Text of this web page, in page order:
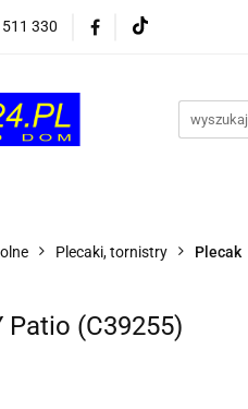
330
BIUROWE
i OKAZJONALNE
Plecaki, tornistry Plecak
Patio (C39255)